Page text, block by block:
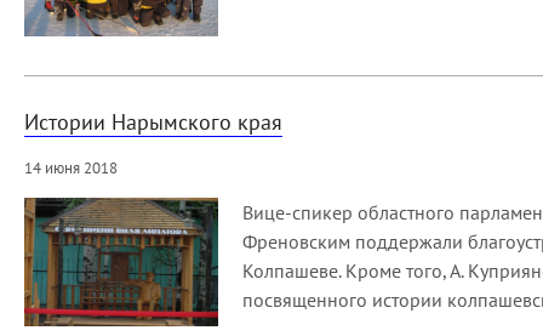
Истории Нарымского края
14 июня 2018
Вице-спикер областного
Френовским поддержали
Колпашеве. Кроме того, А.
посвященного истории